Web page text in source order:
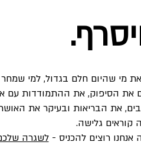
מי שהיום חלם בגדול, למי
את הסיפוק, את ההתמודדות
את הבריאות ובעיקר את
קוראים גלישה.
אנחנו רוצים להכניס -לשגרה